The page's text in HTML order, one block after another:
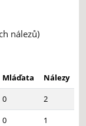
nálezů)
Mláďata
Nálezy
0
2
0
1